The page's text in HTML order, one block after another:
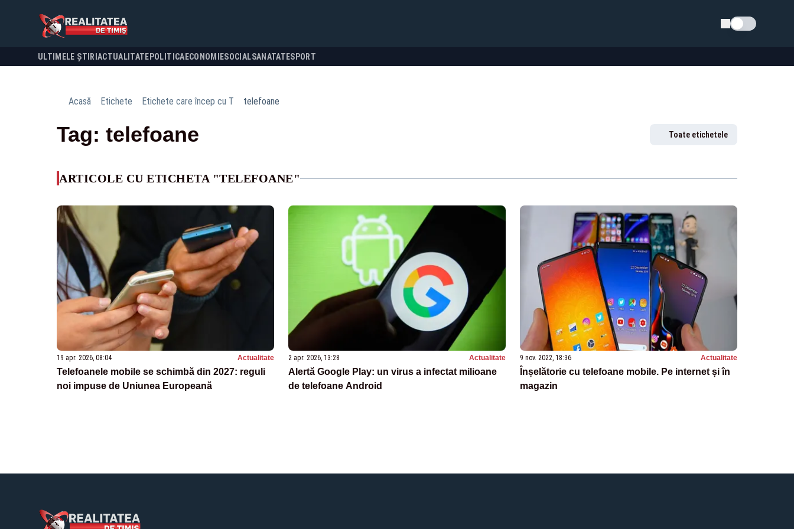
Schimba tema
ULTIMELE ȘTIRI ACTUALITATE POLITICA ECONOMIESOCIALSANATATESPORT
Acasă Etichete Etichete care încep cu T telefoane
Tag: telefoane Toate etichetele
ARTICOLE CU ETICHETA "TELEFOANE"
19 apr. 2026, 08:04 Actualitate
Telefoanele mobile se schimbă din 2027: reguli
noi impuse de Uniunea Europeană
2 apr. 2026, 13:28 Actualitate
Alertă Google Play: un virus a infectat milioane
de telefoane Android
9 nov. 2022, 18:36 Actualitate
Înșelătorie cu telefoane mobile. Pe internet și în
magazin